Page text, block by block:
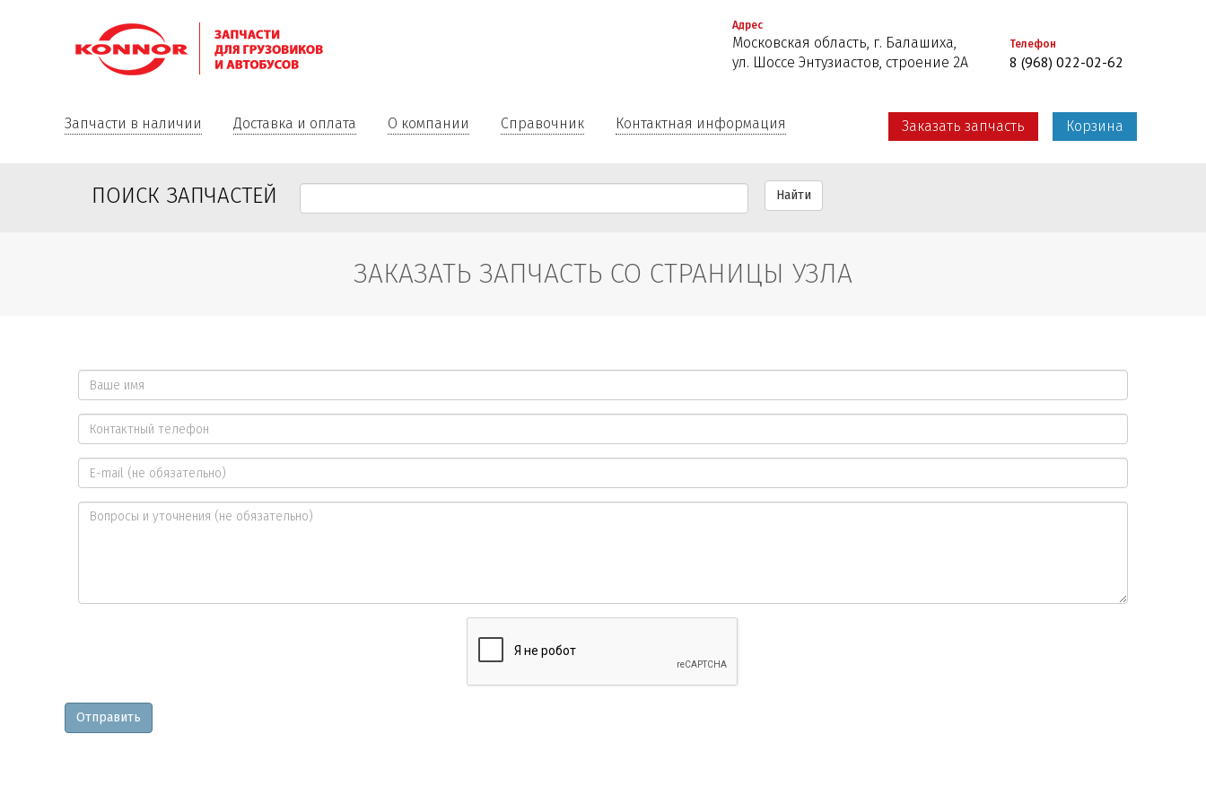
Адрес
Московская область, г. Балашиха,
ул. Шоссе Энтузиастов, строение 2А
Телефон
8 (968) 022-02-62
Запчасти в наличии Доставка и оплата О компании Справочник Контактная информация Заказать запчасть Корзина
ПОИСК ЗАПЧАСТЕЙ Найти
ЗАКАЗАТЬ ЗАПЧАСТЬ СО СТРАНИЦЫ УЗЛА
Ваше
имя
*
Контактный
телефон
*
E-
mail
Отправить